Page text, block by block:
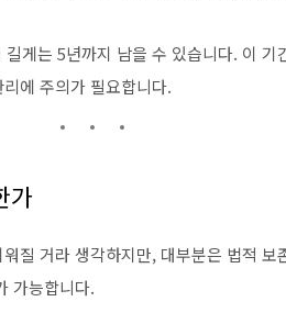
게는 5년까지 남을 수 있습니다. 이 기
에 주의가 필요합니다.
가
질 거라 생각하지만, 대부분은 법적
가능합니다.